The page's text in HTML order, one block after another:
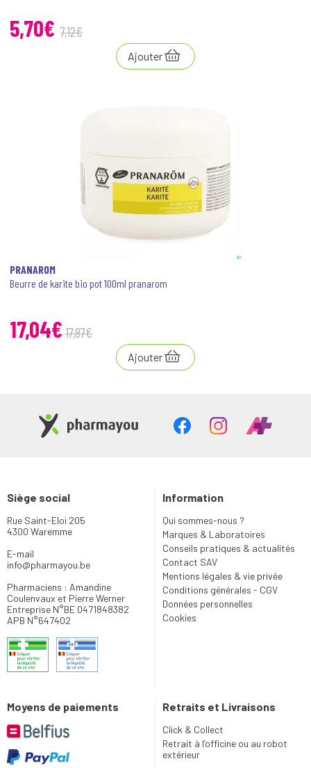
5,70€ 7,12€
Ajouter
PRANAROM
Beurre de karite bio pot 100ml pranarom
17,04€ 17,87€
Ajouter
Siège social
Rue Saint-Eloi 205
4300 Waremme
E-mail
info@pharmayou.be
Pharmaciens : Amandine
Coulenvaux et Pierre Werner
Entreprise N°BE 0471848382
APB N°647402
Information
Qui sommes-nous ?
Marques & Laboratoires
Conseils pratiques & actualités
Contact SAV
Mentions légales & vie privée
Conditions générales - CGV
Données personnelles
Cookies
Moyens de paiements Retraits et Livraisons
Click & Collect
Retrait à l’officine ou au robot
extérieur